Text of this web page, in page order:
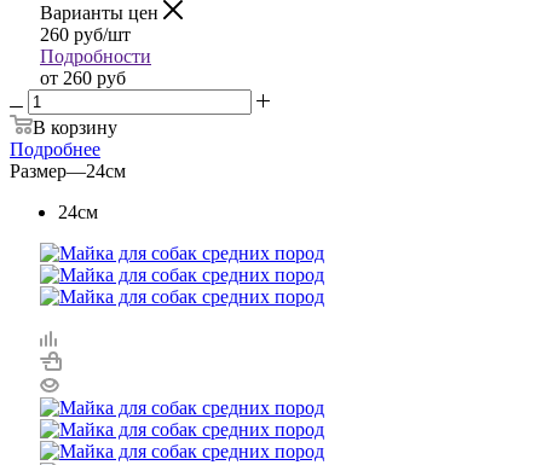
Варианты цен
260 руб/шт
Подробности
от 260 руб
В корзину
Подробнее
Размер—24см
24см